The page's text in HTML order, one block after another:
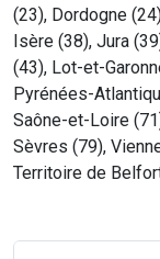
(23), Dordogne
Isère (38), Jura
(43), Lot-et-
Pyrénées-
Saône-et-Loire
Sèvres (79),
Territoire de